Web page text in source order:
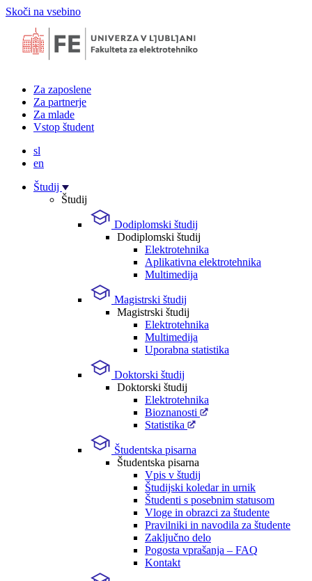
Skoči na vsebino
Za zaposlene
Za partnerje
Za mlade
Vstop študent
sl
en
Študij
Študij
Dodiplomski študij
Dodiplomski študij
Elektrotehnika
Aplikativna elektrotehnika
Multimedija
Magistrski študij
Magistrski študij
Elektrotehnika
Multimedija
Uporabna statistika
Doktorski študij
Doktorski študij
Elektrotehnika
Bioznanosti
Statistika
Študentska pisarna
Študentska pisarna
Vpis v študij
Študijski koledar in urnik
Študenti s posebnim statusom
Vloge in obrazci za študente
Pravilniki in navodila za študente
Zaključno delo
Pogosta vprašanja – FAQ
Kontakt